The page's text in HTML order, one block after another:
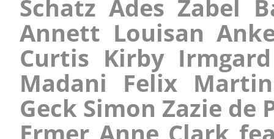
Schatz Ades Zabel
Annett Louisan
Curtis Kirby
Madani Felix
Geck Simon Zazie